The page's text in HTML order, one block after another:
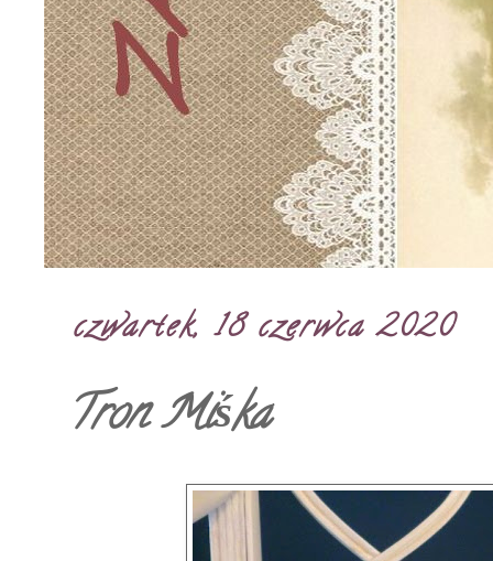
czwartek, 18 czerwca 2020
Tron Miśka